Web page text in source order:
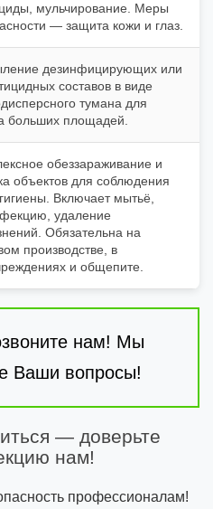
мульчирование. Меры
— защита кожи и глаз.
дезинфицирующих или
составов в виде
тумана для
больших площадей.
обеззараживание и
объектов для соблюдения
Включает мытьё,
удаление
Обязательна на
производстве, в
и общепите.
нам! Мы
Ваши вопросы!
— доверьте
нам!
профессионалам!